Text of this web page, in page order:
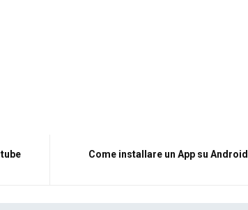
Come installare un App su Android